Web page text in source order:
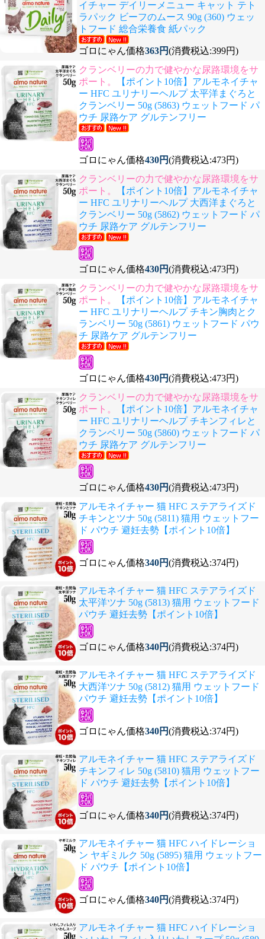
イチャー デイリーメニュー キャット テト
ラパック ビーフのムース 90g (360) ウェッ
トフード 総合栄養食 紙パック
ゴロにゃん価格363円(消費税込:399円)
クランベリーの力で健やかな尿路環境をサ
ポート。
【ポイント10倍】アルモネイチャ
ー HFC ユリナリーヘルプ 太平洋まぐろと
クランベリー 50g (5863) ウェットフード パ
ウチ 尿路ケア グルテンフリー
ゴロにゃん価格430円(消費税込:473円)
クランベリーの力で健やかな尿路環境をサ
ポート。
【ポイント10倍】アルモネイチャ
ー HFC ユリナリーヘルプ 大西洋まぐろと
クランベリー 50g (5862) ウェットフード パ
ウチ 尿路ケア グルテンフリー
ゴロにゃん価格430円(消費税込:473円)
クランベリーの力で健やかな尿路環境をサ
ポート。
【ポイント10倍】アルモネイチャ
ー HFC ユリナリーヘルプ チキン胸肉とク
ランベリー 50g (5861) ウェットフード パウ
チ 尿路ケア グルテンフリー
ゴロにゃん価格430円(消費税込:473円)
クランベリーの力で健やかな尿路環境をサ
ポート。
【ポイント10倍】アルモネイチャ
ー HFC ユリナリーヘルプ チキンフィレと
クランベリー 50g (5860) ウェットフード パ
ウチ 尿路ケア グルテンフリー
ゴロにゃん価格430円(消費税込:473円)
アルモネイチャー 猫 HFC ステアライズド
チキンとツナ 50g (5811) 猫用 ウェットフー
ド パウチ 避妊去勢【ポイント10倍】
ゴロにゃん価格340円(消費税込:374円)
アルモネイチャー 猫 HFC ステアライズド
太平洋ツナ 50g (5813) 猫用 ウェットフード
パウチ 避妊去勢【ポイント10倍】
ゴロにゃん価格340円(消費税込:374円)
アルモネイチャー 猫 HFC ステアライズド
大西洋ツナ 50g (5812) 猫用 ウェットフード
パウチ 避妊去勢【ポイント10倍】
ゴロにゃん価格340円(消費税込:374円)
アルモネイチャー 猫 HFC ステアライズド
チキンフィレ 50g (5810) 猫用 ウェットフー
ド パウチ 避妊去勢【ポイント10倍】
ゴロにゃん価格340円(消費税込:374円)
アルモネイチャー 猫 HFC ハイドレーショ
ン ヤギミルク 50g (5895) 猫用 ウェットフー
ド パウチ【ポイント10倍】
ゴロにゃん価格340円(消費税込:374円)
アルモネイチャー 猫 HFC ハイドレーショ